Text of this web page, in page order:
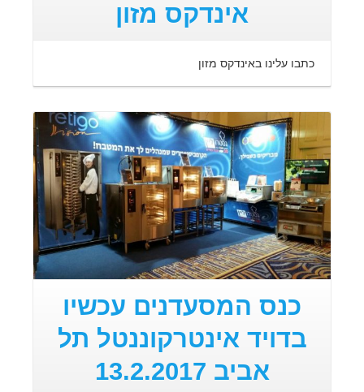
אינדקס מזון
כתבו עלינו באינדקס מזון
קרא עוד
כנס המסעדנים עכשיו
בדויד אינטרקוננטל תל
אביב 13.2.2017